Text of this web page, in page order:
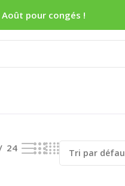
Août pour congés !
24